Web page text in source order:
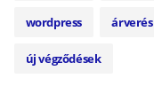
wordpress árverés
új végződések